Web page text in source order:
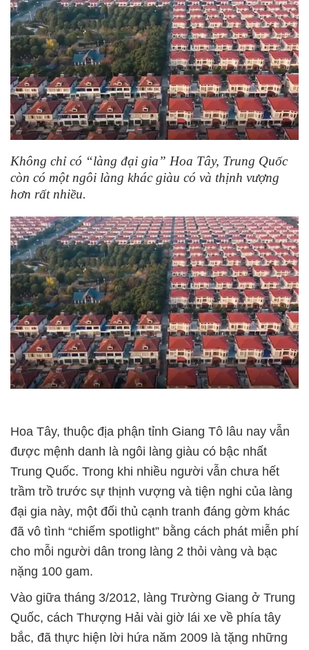
Không chỉ có “làng đại gia” Hoa Tây, Trung Quốc
còn có một ngôi làng khác giàu có và thịnh vượng
hơn rất nhiều.
Hoa Tây, thuộc địa phận tỉnh Giang Tô lâu nay vẫn
được mệnh danh là ngôi làng giàu có bậc nhất
Trung Quốc. Trong khi nhiều người vẫn chưa hết
trầm trồ trước sự thịnh vượng và tiện nghi của làng
đại gia này, một đối thủ cạnh tranh đáng gờm khác
đã vô tình “chiếm spotlight” bằng cách phát miễn phí
cho mỗi người dân trong làng 2 thỏi vàng và bạc
nặng 100 gam.
Vào giữa tháng 3/2012, làng Trường Giang ở Trung
Quốc, cách Thượng Hải vài giờ lái xe về phía tây
bắc, đã thực hiện lời hứa năm 2009 là tặng những